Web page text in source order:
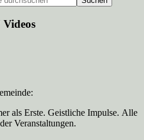
als Erste. Geistliche Impulse. Alle
Veranstaltungen.